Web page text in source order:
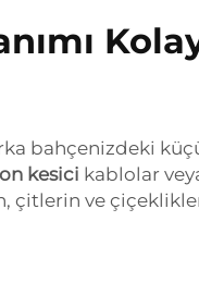
bahçenizdeki
kesici kablolar
ve